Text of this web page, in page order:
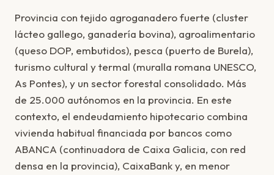
Provincia con tejido agroganadero fuerte (cluster
lácteo gallego, ganadería bovina), agroalimentario
(queso DOP, embutidos), pesca (puerto de Burela),
turismo cultural y termal (muralla romana UNESCO,
As Pontes), y un sector forestal consolidado. Más
de 25.000 autónomos en la provincia. En este
contexto, el endeudamiento hipotecario combina
vivienda habitual financiada por bancos como
ABANCA (continuadora de Caixa Galicia, con red
densa en la provincia), CaixaBank y, en menor